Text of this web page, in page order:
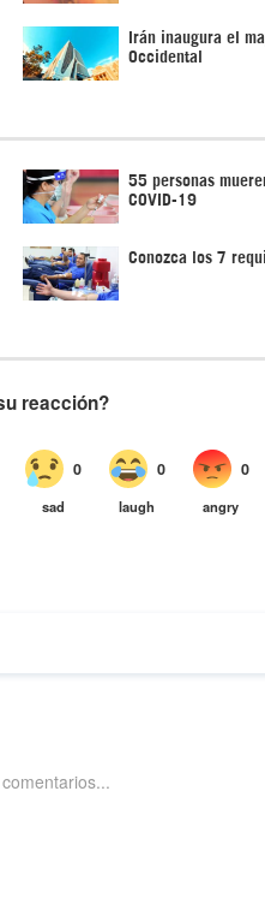
Irán inaugura el
Occidental
55 personas
COVID-19
Conozca los 7